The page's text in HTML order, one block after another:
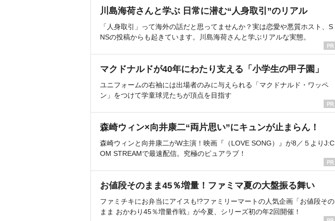
川島海荷さんと学ぶ 日常に潜む“人身取引”のリアル
「人身取引」って海外の話だと思ってませんか？実は恋愛や悪質ホスト、S
NSの投稿からも起きています。川島海荷さんと学ぶリアルな実態。
マクドナルドが40年にわたり支える「小学生の甲子園」
ユニフォームの右袖には出場者のみに与えられる「マクドナルド・ワッペ
ン」をつけて学童球児たちが頂点を目指す
森崎ウィン×向井康二“両片思い”にキュンが止まらん！
森崎ウィンと向井康二がW主演！映画『（LOVE SONG）』が8／５よりJ:C
OM STREAMで最速配信。究極のピュアラブ！
お値段そのまま45％増量！ファミマ夏の大盤振る舞い
ファミチキにお弁当にアイスも!?ファミリーマートの人気企画「お値段その
まま おかわり45％増量作戦」が今夏、シリーズ初の年2回開催！